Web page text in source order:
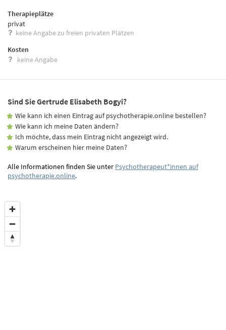
Therapieplätze
privat
keine Angabe zu freien privaten Plätzen
Kosten
keine Angabe
Sind Sie Gertrude Elisabeth Bogyi?
Wie kann ich einen Eintrag auf psychotherapie.online bestellen?
Wie kann ich meine Daten ändern?
Ich möchte, dass mein Eintrag nicht angezeigt wird.
Warum erscheinen hier meine Daten?
Alle Informationen finden Sie unter Psychotherapeut*innen auf
psychotherapie.online.